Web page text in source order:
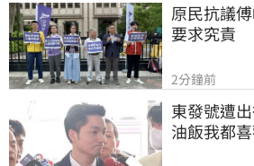
原民抗議
要求究責
2分鐘前
東發號遭
油飯我都